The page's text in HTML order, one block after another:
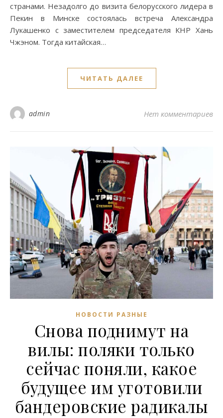
странами. Незадолго до визита белорусского лидера в
Пекин в Минске состоялась встреча Александра
Лукашенко с заместителем председателя КНР Хань
Чжэном. Тогда китайская…
ЧИТАТЬ ДАЛЕЕ
admin Нет комментариев
НОВОСТИ РАЗНЫЕ
Снова поднимут на
вилы: поляки только
сейчас поняли, какое
будущее им уготовили
бандеровские радикалы